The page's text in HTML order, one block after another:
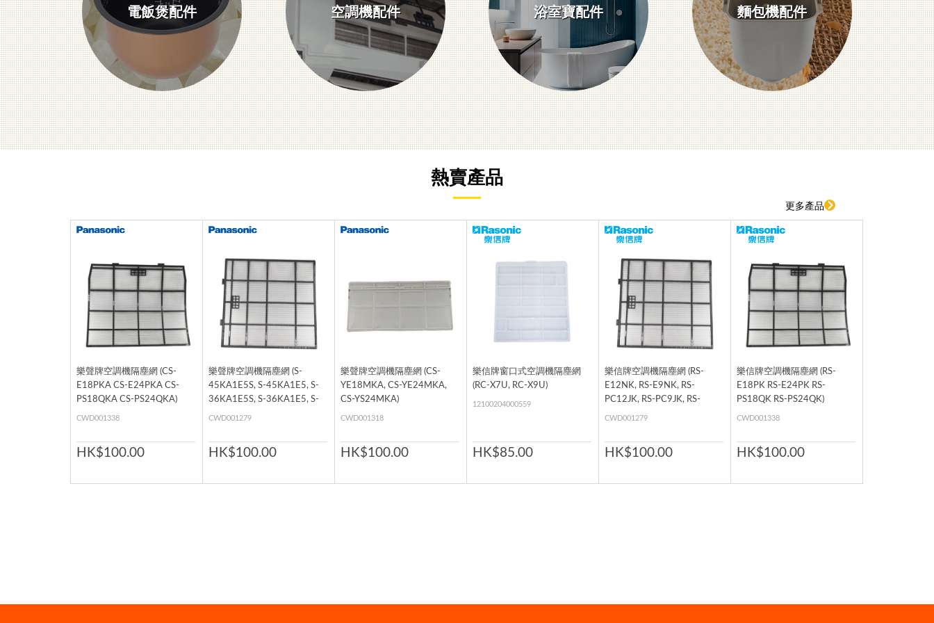
電飯煲配件 空調機配件 浴室寶配件 麵包機配件
熱賣產品
更多產品
樂聲牌空調機隔塵網 (CS-
E18PKA CS-E24PKA CS-
PS18QKA CS-PS24QKA)
CWD001338
HK$100.00
樂聲牌空調機隔塵網 (S-
45KA1E5S, S-45KA1E5, S-
36KA1E5S, S-36KA1E5, S-
22KA1E5, CS-Z25TKEW, CS-
V9PWA-2, CS-V9PWA, CS-
V9NWA, CS-V9NKA, CS-
PS12MKA, CS-PC9JKH, CS-
CWD001279
HK$100.00
樂聲牌空調機隔塵網 (CS-
YE18MKA, CS-YE24MKA,
CS-YS24MKA)
CWD001318
HK$100.00
樂信牌窗口式空調機隔塵網
(RC-X7U, RC-X9U)
12100204000559
HK$85.00
樂信牌空調機隔塵網 (RS-
E12NK, RS-E9NK, RS-
PC12JK, RS-PC9JK, RS-
V12NK, RS-V12NW, RS-
V12PK, RS-V12PW, RS-
2, RS-V9NK, RS-V9NW, RS-
CWD001279
HK$100.00
樂信牌空調機隔塵網 (RS-
E18PK RS-E24PK RS-
PS18QK RS-PS24QK)
CWD001338
HK$100.00